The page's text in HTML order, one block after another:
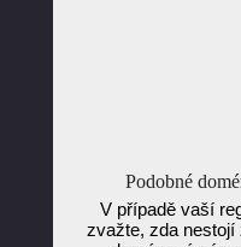
Podobné
V případě vaší
zvažte, zda nestojí